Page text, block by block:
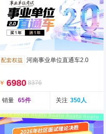
配套权益 河南事业单位直通车2.0
￥ 6980 8376
销量 65件 关注 350人